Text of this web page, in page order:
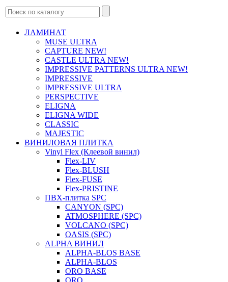
ЛАМИНАТ
MUSE ULTRA
CAPTURE NEW!
CASTLE ULTRA NEW!
IMPRESSIVE PATTERNS ULTRA NEW!
IMPRESSIVE
IMPRESSIVE ULTRA
PERSPECTIVE
ELIGNA
ELIGNA WIDE
CLASSIC
MAJESTIC
ВИНИЛОВАЯ ПЛИТКА
Vinyl Flex (Клеевой винил)
Flex-LIV
Flex-BLUSH
Flex-FUSE
Flex-PRISTINE
ПВХ-плитка SPC
CANYON (SPC)
ATMOSPHERE (SPC)
VOLCANO (SPC)
OASIS (SPC)
ALPHA ВИНИЛ
ALPHA-BLOS BASE
ALPHA-BLOS
ORO BASE
ORO